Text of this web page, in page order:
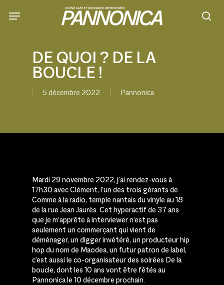
DE QUOI ? DE LA
BOUCLE !
5 décembre 2022 Pannonica
Mardi 29 novembre 2022, j’ai rendez-vous à
17h30 avec Clément, l’un des trois gérants de
Comme à la radio, temple nantais du vinyle au 18
de la rue Jean Jaurès. Cet hyperactif de 37 ans
que je m’apprête à interviewer n’est pas
seulement un commerçant qui vient de
déménager, un digger invétéré, un producteur hip
hop du nom de Maodea, un futur patron de label,
c’est aussi le co-organisateur des soirées De la
boucle, dont les 10 ans vont être fêtés au
Pannonica le 10 décembre prochain.